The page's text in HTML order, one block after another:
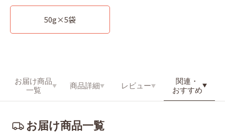
50g×5袋
お届け商品
一覧
商品詳細 レビュー
関連・
おすすめ
お届け商品一覧